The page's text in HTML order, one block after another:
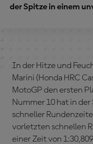
der Spitze in einem
In der Hitze und
Marini (Honda HRC
MotoGP den ersten
Nummer 10 hat in der
schneller
vorletzten schnellen
einer Zeit von